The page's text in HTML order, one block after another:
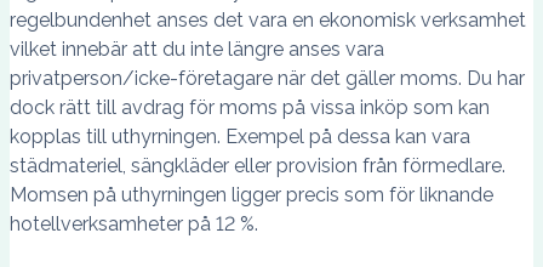
regelbundenhet anses det vara en ekonomisk verksamhet
vilket innebär att du inte längre anses vara
privatperson/icke-företagare när det gäller moms. Du har
dock rätt till avdrag för moms på vissa inköp som kan
kopplas till uthyrningen. Exempel på dessa kan vara
städmateriel, sängkläder eller provision från förmedlare.
Momsen på uthyrningen ligger precis som för liknande
hotellverksamheter på 12 %.